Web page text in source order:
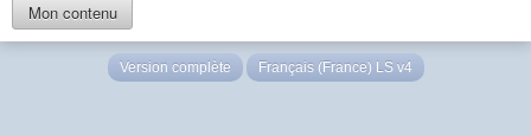
Mon contenu
Version complète Français (France) LS v4